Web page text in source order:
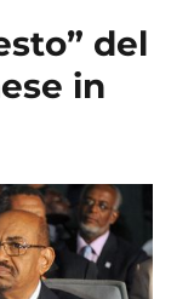
del
in